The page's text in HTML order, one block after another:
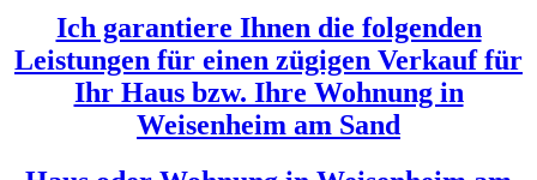
Ich garantiere Ihnen die folgenden
Leistungen für einen zügigen Verkauf für
Ihr Haus bzw. Ihre Wohnung in
Weisenheim am Sand